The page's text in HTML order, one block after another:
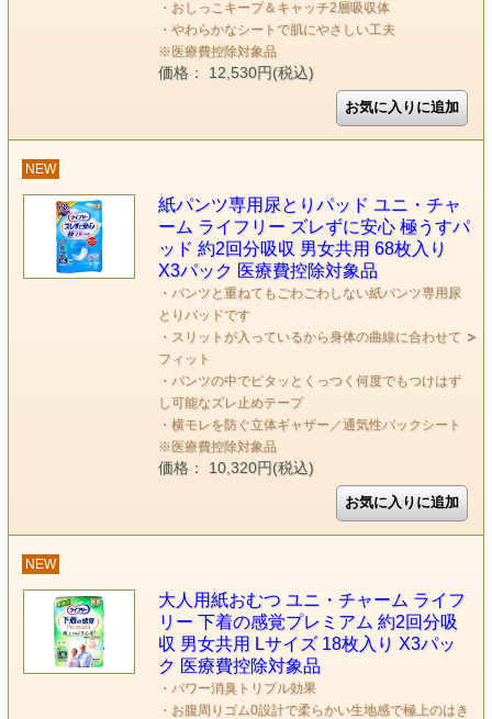
・おしっこキープ＆キャッチ2層吸収体
・やわらかなシートで肌にやさしい工夫
※医療費控除対象品
価格： 12,530円(税込)
NEW
紙パンツ専用尿とりパッド ユニ・チャ
ーム ライフリー ズレずに安心 極うすパ
ッド 約2回分吸収 男女共用 68枚入り
X3パック 医療費控除対象品
・パンツと重ねてもごわごわしない紙パンツ専用尿
とりパッドです
・スリットが入っているから身体の曲線に合わせて
フィット
・パンツの中でピタッとくっつく何度でもつけはず
し可能なズレ止めテープ
・横モレを防ぐ立体ギャザー／通気性バックシート
※医療費控除対象品
価格： 10,320円(税込)
NEW
大人用紙おむつ ユニ・チャーム ライフ
リー 下着の感覚プレミアム 約2回分吸
収 男女共用 Lサイズ 18枚入り X3パッ
ク 医療費控除対象品
・パワー消臭トリプル効果
・お腹周りゴム0設計で柔らかい生地感で極上のはき